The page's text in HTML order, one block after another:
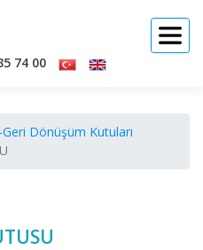
74 00
Geri Dönüşüm Kutuları